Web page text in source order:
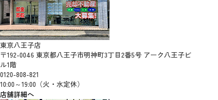
東京八王子店
〒192-0046 東京都八王子市明神町3丁目2番5号 アーク八王子ビ
ル1階
0120-808-821
10:00～19:00（火・水定休）
店舗詳細へ